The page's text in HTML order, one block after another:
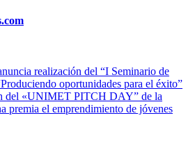
realización del “I Seminario de
oportunidades para el éxito”
del «UNIMET PITCH DAY” de la
premia el emprendimiento de jóvenes